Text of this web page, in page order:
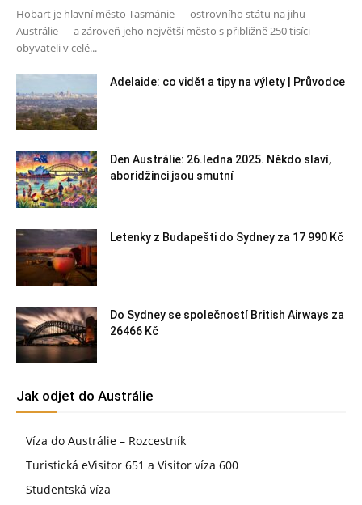
Hobart je hlavní město Tasmánie — ostrovního státu na jihu
Austrálie — a zároveň jeho největší město s přibližně 250 tisíci
obyvateli v celé...
Adelaide: co vidět a tipy na výlety | Průvodce
Den Austrálie: 26.ledna 2025. Někdo slaví,
aboridžinci jsou smutní
Letenky z Budapešti do Sydney za 17 990 Kč
Do Sydney se společností British Airways za
26466 Kč
Jak odjet do Austrálie
Víza do Austrálie – Rozcestník
Turistická eVisitor 651 a Visitor víza 600
Studentská víza